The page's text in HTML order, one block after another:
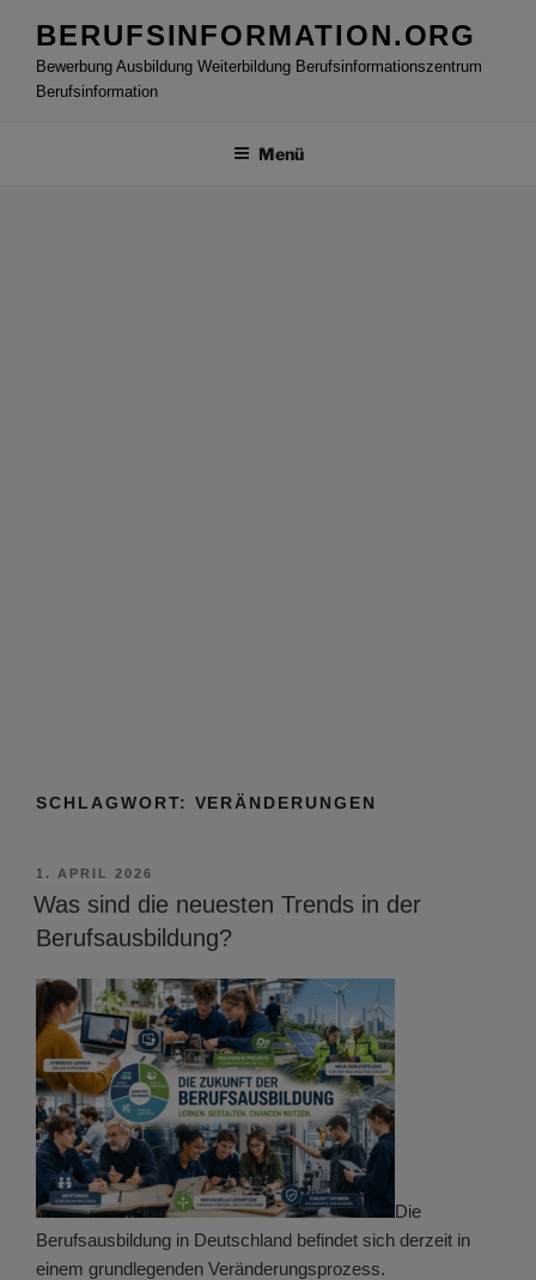
Inhalt
springen
BERUFSINFORMATION.ORG
Bewerbung Ausbildung Weiterbildung Berufsinformationszentrum
Berufsinformation
Menü
SCHLAGWORT: VERÄNDERUNGEN
VERÖFFENTLICHT
AM
1. APRIL 2026
Was sind die neuesten Trends in der
Berufsausbildung?
Die
Berufsausbildung in Deutschland befindet sich derzeit in
einem grundlegenden Veränderungsprozess.